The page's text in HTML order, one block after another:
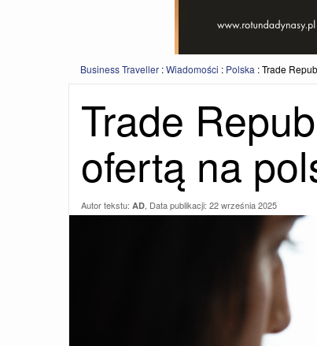
Business Traveller :Wiadomości : Polska :Trade
Trade
ofertą na
Autor tekstu: AD, Data publikacji: 22 września 2025